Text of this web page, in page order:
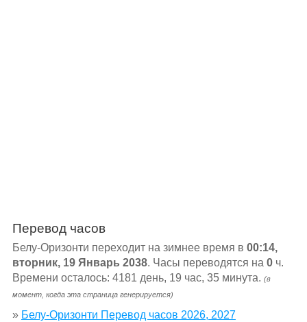
Перевод часов
Белу-Оризонти переходит на зимнее время в 00:14,
вторник, 19 Январь 2038. Часы переводятся на 0ч.
Времени осталось: 4181 день, 19 час, 35 минута. (в
момент, когда эта страница генерируется)
» Белу-Оризонти Перевод часов 2026, 2027